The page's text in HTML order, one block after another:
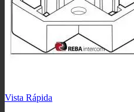
Vista Rápida